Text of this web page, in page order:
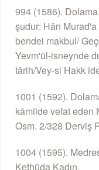
994 (1586).
şudur: Hân Murad'a
bendei makbul/
Yevm'ül-isneynde
târih/Vey-si Hakk
1001 (1592).
kâmilde vefat eden
Osm. 2/328 Derviş
1004 (1595).
Kethüda Kadın.